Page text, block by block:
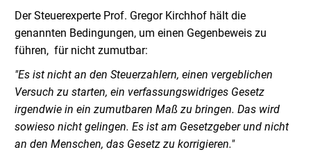
Der Steuerexperte Prof. Gregor Kirchhof hält die
genannten Bedingungen, um einen Gegenbeweis zu
führen, für nicht zumutbar:
"Es ist nicht an den Steuerzahlern, einen vergeblichen
Versuch zu starten, ein verfassungswidriges Gesetz
irgendwie in ein zumutbaren Maß zu bringen. Das wird
sowieso nicht gelingen. Es ist am Gesetzgeber und nicht
an den Menschen, das Gesetz zu korrigieren."